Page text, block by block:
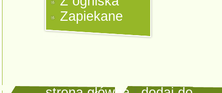
Zapiekane